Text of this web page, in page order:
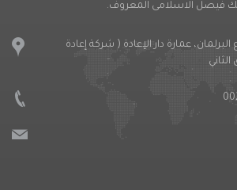
فيصل الاسلامى المعروف.
عمارة دار الإعادة ( شركة إعادة